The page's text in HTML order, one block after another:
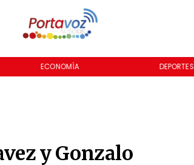
ECONOMÍA DEPORTES
y Gonzalo